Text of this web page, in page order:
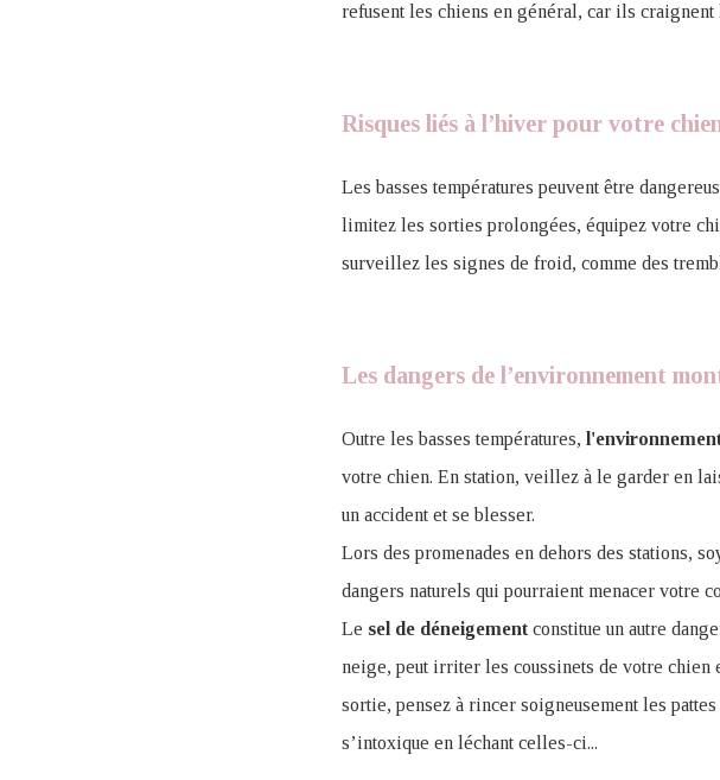
refusent les chiens en général, car ils
Risques liés à l’hiver pour votre
Les basses températures peuvent être
limitez les sorties prolongées, équipez votre
surveillez les signes de froid, comme des
Les dangers de l’environnement
Outre les basses températures,
votre chien. En station, veillez à le garder en
un accident et se blesser.
Lors des promenades en dehors des stations,
dangers naturels qui pourraient menacer votre
Le sel de déneigement constitue un autre
neige, peut irriter les coussinets de votre
sortie, pensez à rincer soigneusement les
s’intoxique en léchant celles-ci...